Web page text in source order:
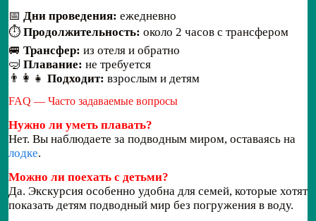
📅 Дни проведения: ежедневно
⏱️ Продолжительность: около 2 часов с трансфером
🚐 Трансфер: из отеля и обратно
🤿 Плавание: не требуется
👨‍👩‍👧 Подходит: взрослым и детям
FAQ — Часто задаваемые вопросы
Нужно ли уметь плавать?
Нет. Вы наблюдаете за подводным миром, оставаясь на
лодке.
Можно ли поехать с детьми?
Да. Экскурсия особенно удобна для семей, которые хотят
показать детям подводный мир без погружения в воду.